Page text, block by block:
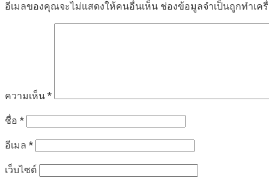
อีเมลของคุณจะไม่แสดงให้คนอื่นเห็น ช่องข้อมูลจำเป็นถูกทำเค
ความเห็น *
ชื่อ *
อีเมล *
เว็บไซต์